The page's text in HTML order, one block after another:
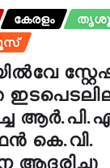
കേരളം
കെ.വി.
ആദരിച്ചു